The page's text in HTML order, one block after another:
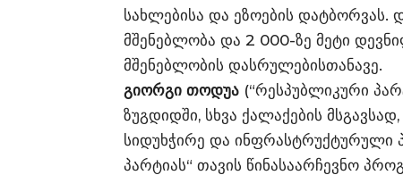
სახლებისა და ეზოების დატბორვას.
მშენებლობა და 2 000-ზე მეტი
მშენებლობის დასრულებისთანავე.
გიორგი თოდუა (“რესპუბლიკური
ზუგდიდში, სხვა ქალაქების
სიდუხჭირე და ინფრასტრუქტურული
პარტიას“ თავის წინასაარჩევნო